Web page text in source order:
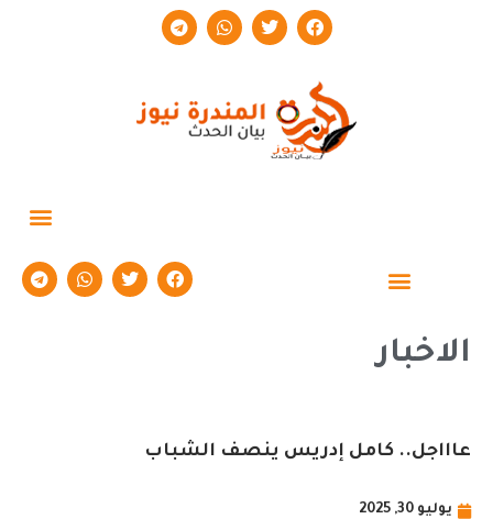
الاخبار
عاااجل.. كامل إدريس ينصف الشباب
يوليو 30, 2025